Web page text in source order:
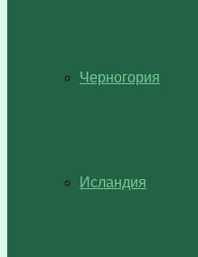
Черногория
Исландия